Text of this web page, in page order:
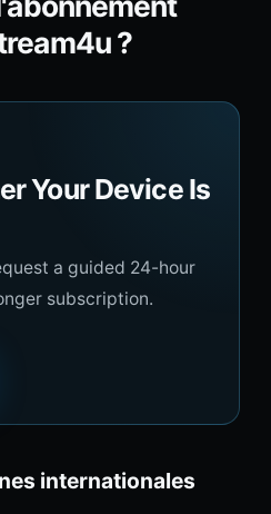
?
Your Device Is
a guided 24-hour
subscription.
internationales